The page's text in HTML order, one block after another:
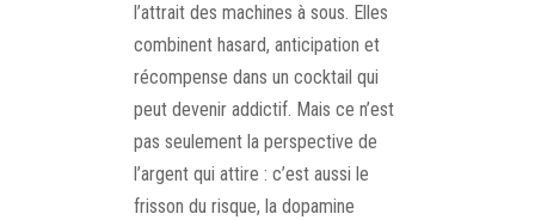
l’attrait des machines à sous. Elles
combinent hasard, anticipation et
récompense dans un cocktail qui
peut devenir addictif. Mais ce n’est
pas seulement la perspective de
l’argent qui attire : c’est aussi le
frisson du risque, la dopamine